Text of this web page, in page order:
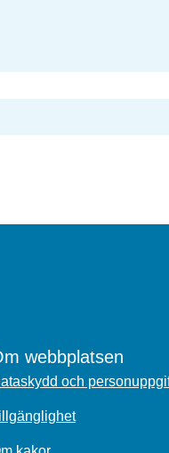
webbplatsen
och